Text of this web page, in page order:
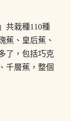
共栽種110種
蕉、皇后蕉、
了，包括巧克
千層蕉，整個